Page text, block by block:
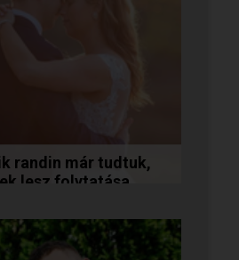
randin már tudtuk,
lesz folytatása...
nekünk, akik a
oldalán találták meg